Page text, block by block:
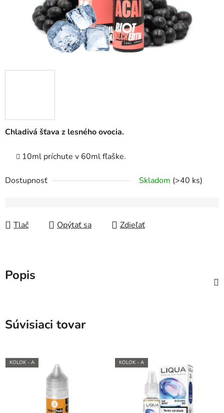
Chladivá šťava z lesného ovocia.
10ml príchute v 60ml fľaške.
Dostupnosť Skladom (>40 ks)
Tlač Opýtať sa Zdieľať
Popis
Súvisiaci tovar
KOLOK - A KOLOK - A